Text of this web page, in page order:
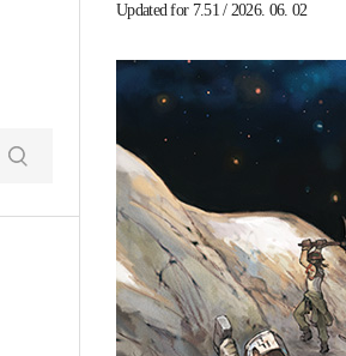
Updated for 7.51 / 2026. 06. 02